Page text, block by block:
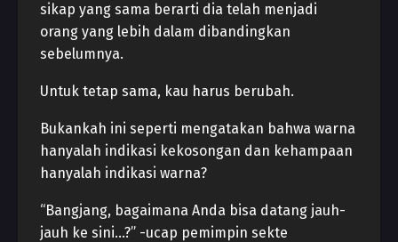
sikap yang sama berarti dia telah menjadi
orang yang lebih dalam dibandingkan
sebelumnya.
Untuk tetap sama, kau harus berubah.
Bukankah ini seperti mengatakan bahwa warna
hanyalah indikasi kekosongan dan kehampaan
hanyalah indikasi warna?
“Bangjang, bagaimana Anda bisa datang jauh-
jauh ke sini…?” -ucap pemimpin sekte